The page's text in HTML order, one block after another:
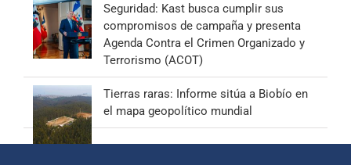
Seguridad: Kast busca cumplir sus
compromisos de campaña y presenta
Agenda Contra el Crimen Organizado y
Terrorismo (ACOT)
Tierras raras: Informe sitúa a Biobío en
el mapa geopolítico mundial